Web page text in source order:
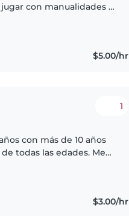
con manualidades y
$5.00/hr
1
con más de 10 años
todas las edades. Me
$3.00/hr